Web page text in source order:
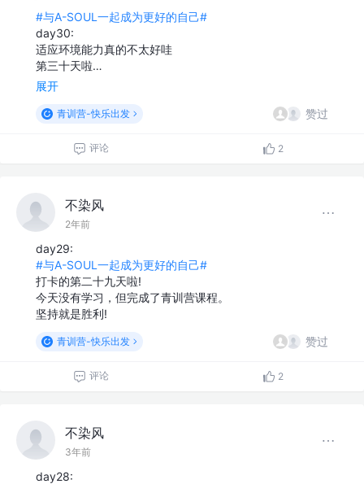
#与A-SOUL一起成为更好的自己#
day30:
适应环境能力真的不太好哇
第三十天啦…
展开
青训营-快乐出发 赞过
评论 2
不染风
2年前
day29:
#与A-SOUL一起成为更好的自己#
打卡的第二十九天啦!
今天没有学习，但完成了青训营课程。
坚持就是胜利!
青训营-快乐出发 赞过
评论 2
不染风
3年前
day28: